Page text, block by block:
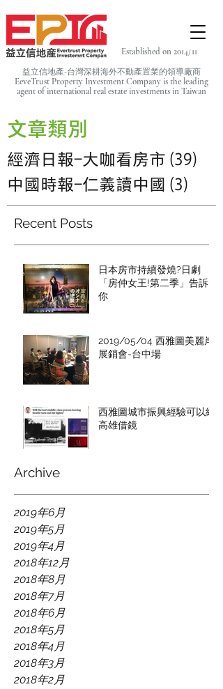
益立信地產-台灣深耕海外不動產置業的領導廠商
EeveTrust Property Investment Company is the leading
agent ofinternational real estate investments in Taiwan
Established on 2014/11
文章類別
經濟日報-大咖看房市 (39)
中國時報-仁義讀中國 (3)
Recent Posts
日本房市持續發燒?日劇
「房仲女王!第二季」告訴
你
2019/05/04 西雅圖美麗岸
展銷會-台中場
西雅圖城市振興經驗可以給
高雄借鏡
Archive
2019年6月
2019年5月
2019年4月
2018年12月
2018年8月
2018年7月
2018年6月
2018年5月
2018年4月
2018年3月
2018年2月